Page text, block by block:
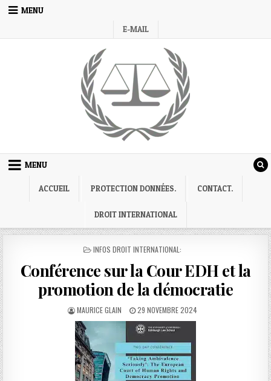
Skip
MENU
E-MAIL
MENU
ACCUEIL PROTECTION DONNÉES. CONTACT.
DROIT INTERNATIONAL
POSTED
INFOS DROIT INTERNATIONAL:
Conférence sur la Cour EDH et la
promotion de la démocratie
AUTHOR:
MAURICE GLAIN
PUBLISHED
DATE:
29 NOVEMBRE 2024